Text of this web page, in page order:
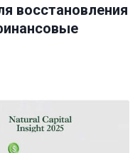
восстановления